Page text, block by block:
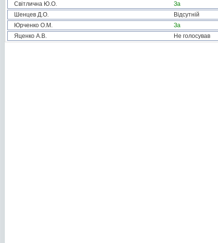
Світлична Ю.О.
За
Шенцев Д.О.
Відсутній
Юрченко О.М.
За
Яценко А.В.
Не голосував